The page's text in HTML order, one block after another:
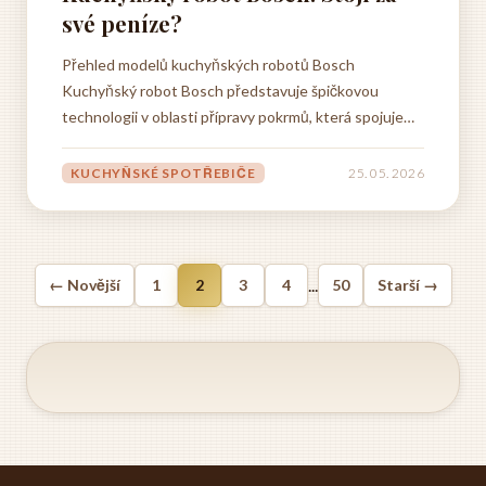
své peníze?
Přehled modelů kuchyňských robotů Bosch
Kuchyňský robot Bosch představuje špičkovou
technologii v oblasti přípravy pokrmů, která spojuje
Bosch nabízí širokou škálu modelů kuchyňských
KUCHYŇSKÉ SPOTŘEBIČE 25. 05. 2026
← Novější 1 2 3 4 50 Starší →